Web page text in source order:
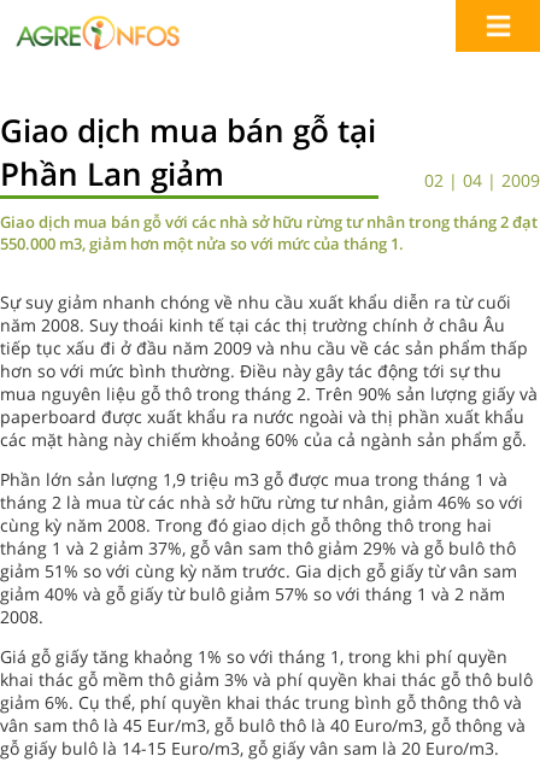
Giao dịch mua bán gỗ tại
Phần Lan giảm
02 | 04 | 2009
Giao dịch mua bán gỗ với các nhà sở hữu rừng tư nhân trong tháng 2 đạt
550.000 m3, giảm hơn một nửa so với mức của tháng 1.
Sự suy giảm nhanh chóng về nhu cầu xuất khẩu diễn ra từ cuối
năm 2008. Suy thoái kinh tế tại các thị trường chính ở châu Âu
tiếp tục xấu đi ở đầu năm 2009 và nhu cầu về các sản phẩm thấp
hơn so với mức bình thường. Điều này gây tác động tới sự thu
mua nguyên liệu gỗ thô trong tháng 2. Trên 90% sản lượng giấy và
paperboard được xuất khẩu ra nước ngoài và thị phần xuất khẩu
các mặt hàng này chiếm khoảng 60% của cả ngành sản phẩm gỗ.
Phần lớn sản lượng 1,9 triệu m3 gỗ được mua trong tháng 1 và
tháng 2 là mua từ các nhà sở hữu rừng tư nhân, giảm 46% so với
cùng kỳ năm 2008. Trong đó giao dịch gỗ thông thô trong hai
tháng 1 và 2 giảm 37%, gỗ vân sam thô giảm 29% và gỗ bulô thô
giảm 51% so với cùng kỳ năm trước. Gia dịch gỗ giấy từ vân sam
giảm 40% và gỗ giấy từ bulô giảm 57% so với tháng 1 và 2 năm
2008.
Giá gỗ giấy tăng khaỏng 1% so với tháng 1, trong khi phí quyền
khai thác gỗ mềm thô giảm 3% và phí quyền khai thác gỗ thô bulô
giảm 6%. Cụ thể, phí quyền khai thác trung bình gỗ thông thô và
vân sam thô là 45 Eur/m3, gỗ bulô thô là 40 Euro/m3, gỗ thông và
gỗ giấy bulô là 14-15 Euro/m3, gỗ giấy vân sam là 20 Euro/m3.